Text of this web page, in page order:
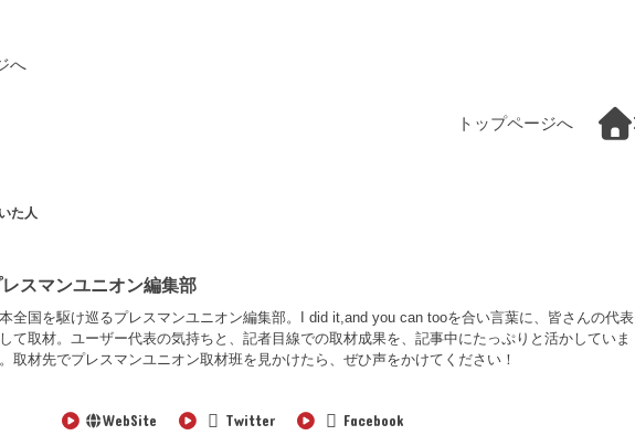
へ
トップページへ
た人
スマンユニオン編集部
全国を駆け巡るプレスマンユニオン編集部。I did it,and you can tooを合い言葉に、皆さんの代表
て取材。ユーザー代表の気持ちと、記者目線での取材成果を、記事中にたっぷりと活かしていま
取材先でプレスマンユニオン取材班を見かけたら、ぜひ声をかけてください！
WebSite Twitter Facebook